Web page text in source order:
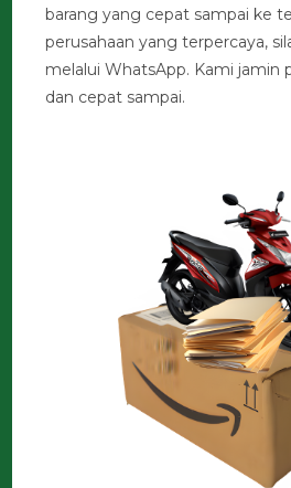
barang yang cepat sampai ke
perusahaan yang terpercaya,
melalui WhatsApp. Kami jamin
dan cepat sampai.